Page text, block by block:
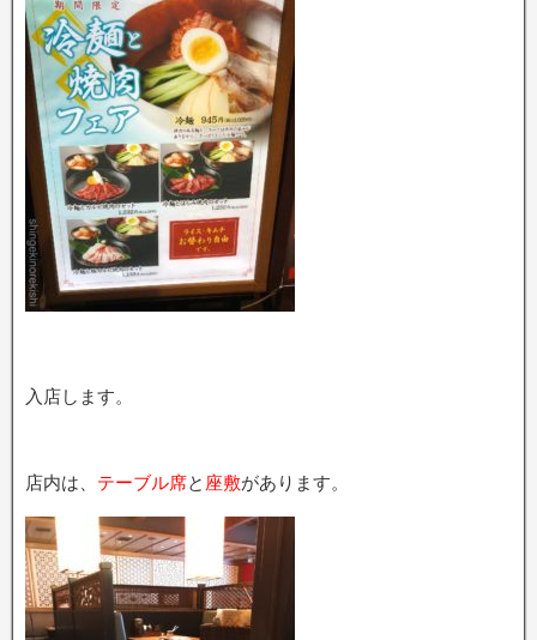
入店します。
店内は、 テーブル席と 座敷があります。